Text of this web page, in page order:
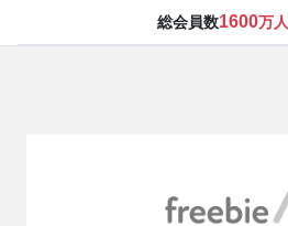
総会員数1600万人